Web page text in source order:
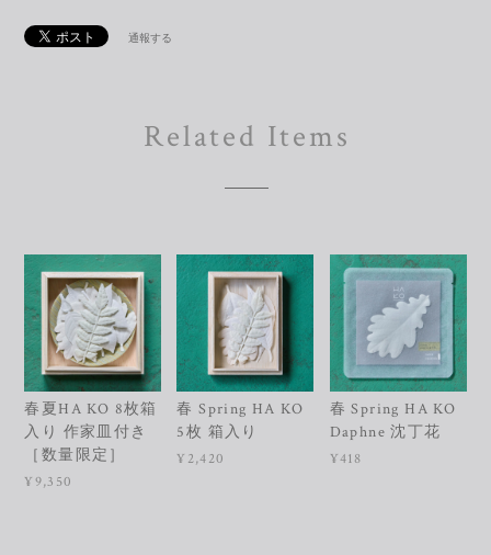
通報する
Related Items
春夏HA KO 8枚箱
入り 作家皿付き
［数量限定］
¥9,350
春 Spring HA KO
5枚 箱入り
¥2,420
春 Spring HA KO
Daphne 沈丁花
¥418